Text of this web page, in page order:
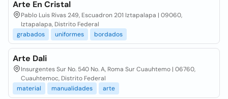
Arte En Cristal
Pablo Luis Rivas 249, Escuadron 201 Iztapalapa | 09060,
Iztapalapa, Distrito Federal
grabados
uniformes bordados
Arte Dali
Insurgentes Sur No. 540 No. A, Roma Sur Cuauhtemo | 06760,
Cuauhtemoc, Distrito Federal
material
manualidades arte